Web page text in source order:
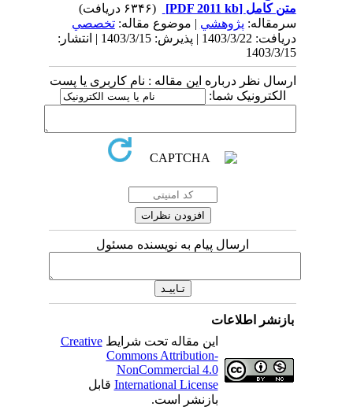
متن کامل[PDF 2011 kb]
(۶۳۴۶ دریافت)
سرمقاله:پژوهشي| موضوع مقاله:تخصصي
دریافت: 1403/3/22 | پذیرش: 1403/3/15 | انتشار:
1403/3/15
ارسال نظر درباره این مقاله : نام کاربری یا پست
الکترونیک شما:
ارسال پیام به نویسنده مسئول
بازنشر اطلاعات
این مقاله تحت شرایط Creative
Commons Attribution-
NonCommercial 4.0
International Licenseقابل
بازنشر است.